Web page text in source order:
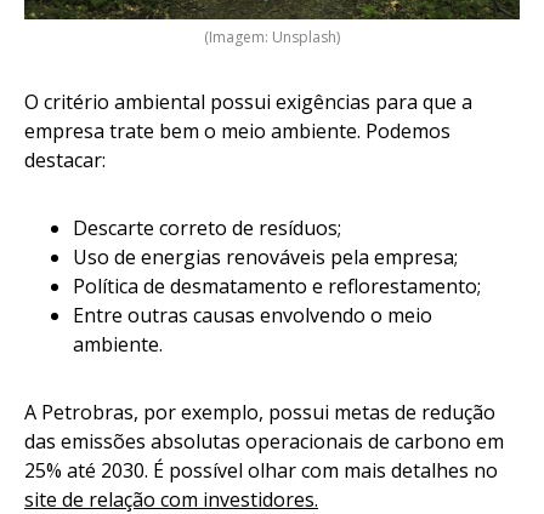
(Imagem: Unsplash)
O critério ambiental possui exigências para que a
empresa trate bem o meio ambiente. Podemos
destacar:
Descarte correto de resíduos;
Uso de energias renováveis pela empresa;
Política de desmatamento e reflorestamento;
Entre outras causas envolvendo o meio
ambiente.
A Petrobras, por exemplo, possui metas de redução
das emissões absolutas operacionais de carbono em
25% até 2030. É possível olhar com mais detalhes no
site de relação com investidores.